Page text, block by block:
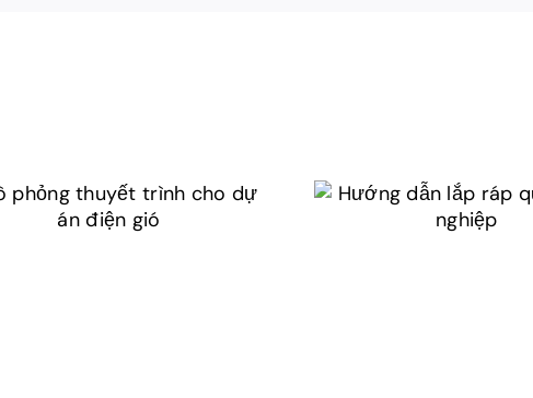
Mô phỏng thuyết
trình cho dự án điện
Hướng dẫn